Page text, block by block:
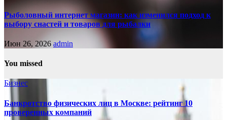
Рыболовный интернет магазин: как изменился подход к
выбору снастей и товаров для рыбалки
Июн 26, 2026 admin
You missed
Бизнес
Банкротство физических лиц в Москве: рейтинг 10
проверенных компаний